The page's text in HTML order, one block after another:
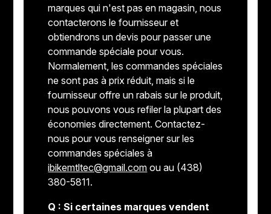
marques qui n'est pas en magasin, nous
contacterons le fournisseur et
obtiendrons un devis pour passer une
commande spéciale pour vous.
Normalement, les commandes spéciales
ne sont pas à prix réduit, mais si le
fournisseur offre un rabais sur le produit,
nous pouvons vous refiler la plupart des
économies directement. Contactez-
nous pour vous renseigner sur les
commandes spéciales à
ibikemtltec@gmail.com ou au (438)
380-5811.
Q : Si certaines marques vendent